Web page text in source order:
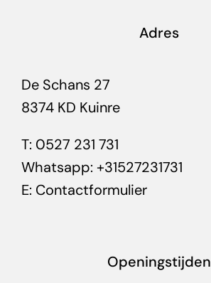
Adres
De Schans 27
8374 KD Kuinre
T: 0527 231 731
Whatsapp: +31527231731
E: Contactformulier
Openingstijden